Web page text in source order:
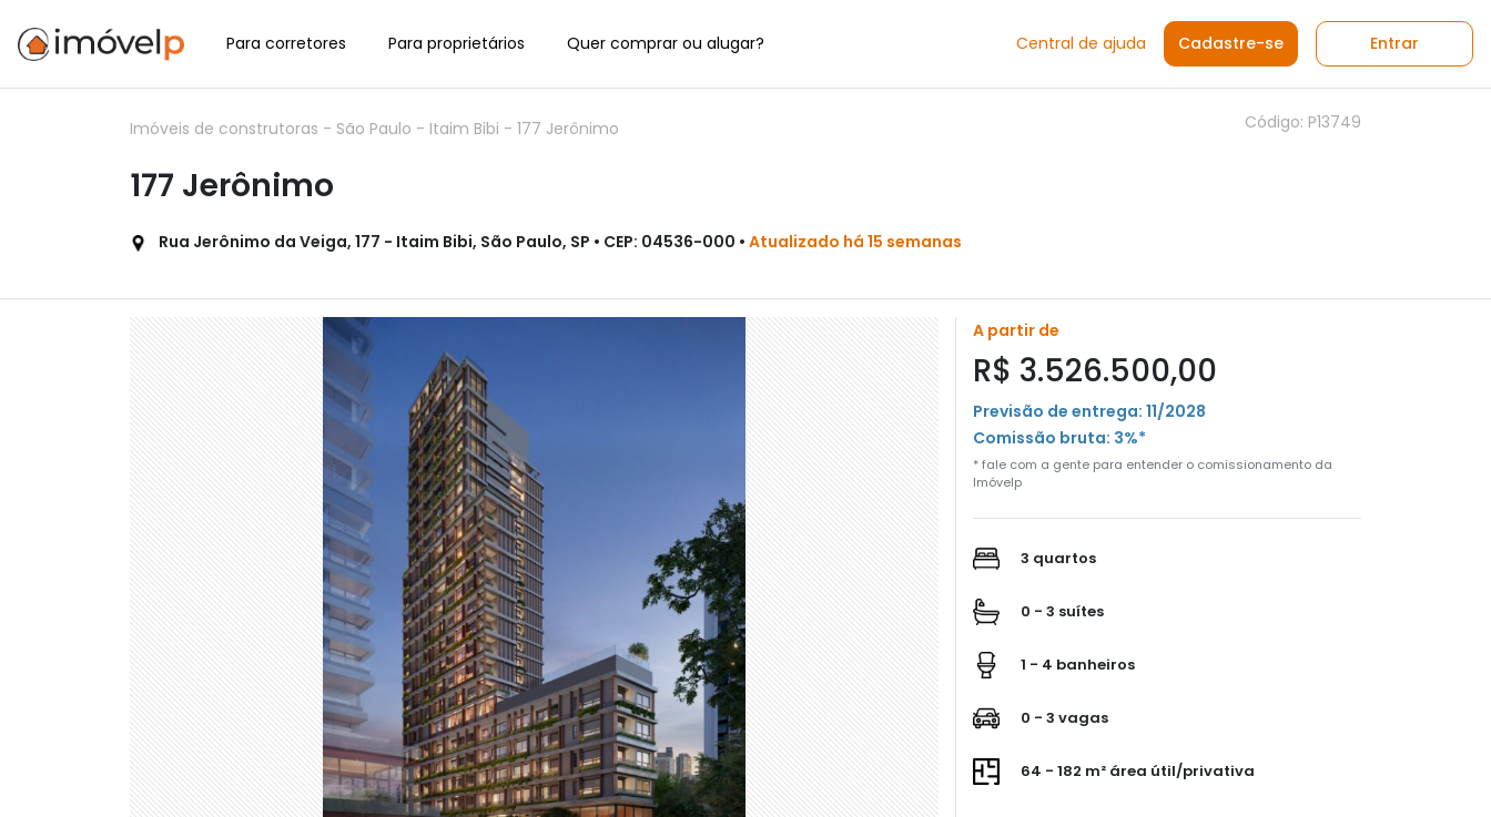
Para corretores Para proprietários Quer comprar ou alugar? Central de ajuda Cadastre-se Entrar
Imóveis de construtoras - São Paulo - Itaim Bibi - 177 Jerônimo Código: P13749
177 Jerônimo
Rua Jerônimo da Veiga, 177 - Itaim Bibi, São Paulo, SP • CEP: 04536-000 • Atualizado há 15 semanas
A partir de
R$ 3.526.500,00
Previsão de entrega: 11/2028
Comissão bruta: 3%*
* fale com a gente para entender o comissionamento da
Imóvelp
3 quartos
0 - 3 suítes
1 - 4 banheiros
0 - 3 vagas
64 - 182 m² área útil/privativa